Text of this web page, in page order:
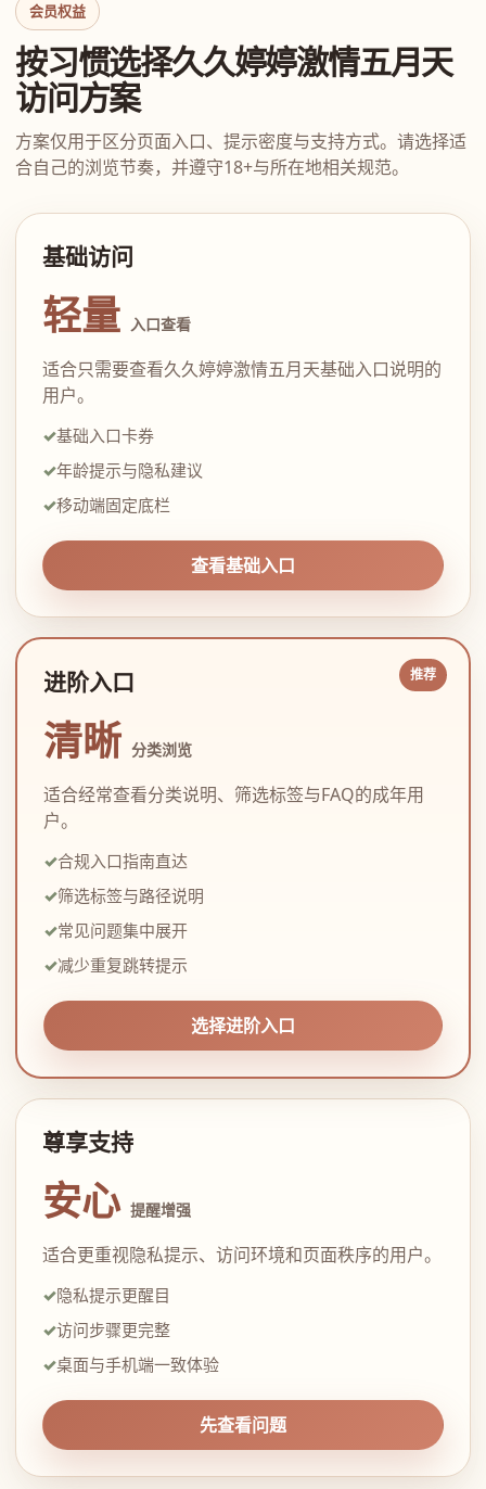
会员权益
按习惯选择久久婷婷激情五月天
访问方案
方案仅用于区分页面入口、提示密度与支持方式。请选择适
合自己的浏览节奏，并遵守18+与所在地相关规范。
基础访问
轻量 入口查看
适合只需要查看久久婷婷激情五月天基础入口说明的
用户。
基础入口卡券
年龄提示与隐私建议
移动端固定底栏
查看基础入口
进阶入口
清晰 分类浏览
适合经常查看分类说明、筛选标签与FAQ的成年用
户。
合规入口指南直达
筛选标签与路径说明
常见问题集中展开
减少重复跳转提示
选择进阶入口
尊享支持
安心 提醒增强
适合更重视隐私提示、访问环境和页面秩序的用户。
隐私提示更醒目
访问步骤更完整
桌面与手机端一致体验
先查看问题